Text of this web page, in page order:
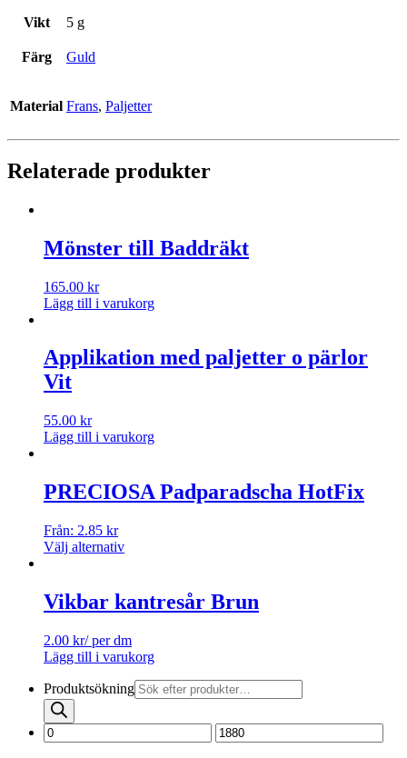
Vikt 5 g
Färg Guld
Material Frans, Paljetter
Relaterade produkter
Mönster till Baddräkt
165.00 kr
Lägg till i varukorg
Applikation med paljetter o pärlor
Vit
55.00 kr
Lägg till i varukorg
PRECIOSA Padparadscha HotFix
Från: 2.85 kr
Välj alternativ
Vikbar kantresår Brun
2.00 kr/ per dm
Lägg till i varukorg
Produktsökning